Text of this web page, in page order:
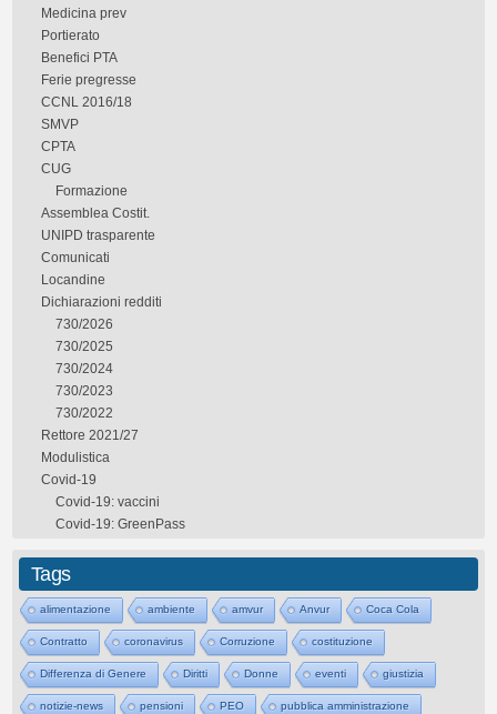
Medicina prev
Portierato
Benefici PTA
Ferie pregresse
CCNL 2016/18
SMVP
CPTA
CUG
Formazione
Assemblea Costit.
UNIPD trasparente
Comunicati
Locandine
Dichiarazioni redditi
730/2026
730/2025
730/2024
730/2023
730/2022
Rettore 2021/27
Modulistica
Covid-19
Covid-19: vaccini
Covid-19: GreenPass
Tags
alimentazione ambiente amvur Anvur Coca Cola
Contratto coronavirus Corruzione costituzione
Differenza di Genere Diritti Donne eventi giustizia
notizie-news pensioni PEO pubblica amministrazione